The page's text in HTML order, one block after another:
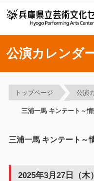
公演カレンダ
トップページ 公演
三浦一馬 キンテート～
三浦一馬 キンテート～
2025年3月27日（木）